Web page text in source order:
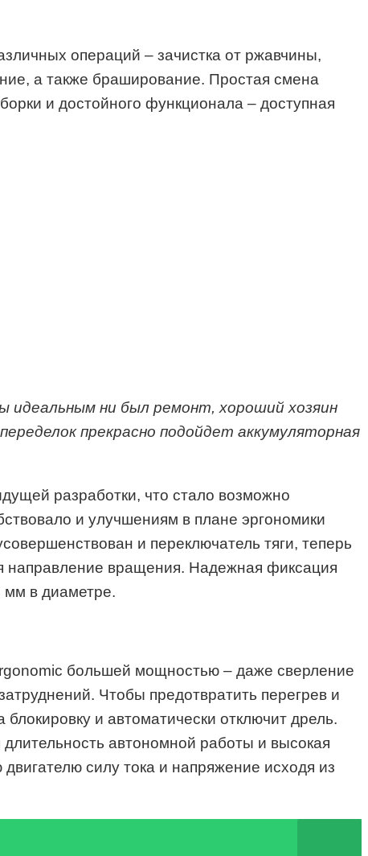
операций – зачистка от ржавчины,
а также браширование. Простая смена
и достойного функционала – доступная
идеальным ни был ремонт, хороший хозяин
прекрасно подойдет аккумуляторная
разработки, что стало возможно
и улучшениям в плане эргономики
и переключатель тяги, теперь
направление вращения. Надежная фиксация
мм в диаметре.
большей мощностью – даже сверление
Чтобы предотвратить перегрев и
и автоматически отключит дрель.
автономной работы и высокая
силу тока и напряжение исходя из